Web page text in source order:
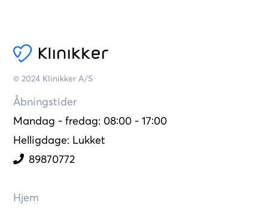
© 2024 Klinikker A/S
Åbningstider
Mandag - fredag: 08:00 - 17:00
Helligdage: Lukket
89870772
Hjem